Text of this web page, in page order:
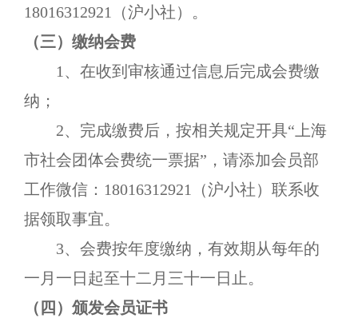
18016312921（沪小社） 。
（三） 缴纳会费
1、 在收到审核通过信息 后完成会费缴
纳 ；
2、 完成缴费后，按相关规定开具“ 上海
市社会团体会费统一票据”， 请添加会员部
工作微信： 18016312921（沪小社）联系收
据领取事宜。
3、 会费按年度缴纳，有效期从每年的
一月一日 起至十二月三十一日止。
（四） 颁发会员证书